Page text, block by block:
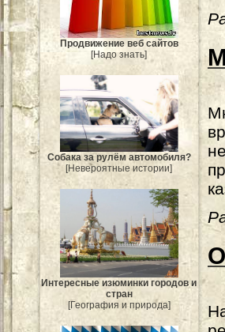
Продвижение веб сайтов
[Надо знать]
Собака за рулём автомобиля?
[Невероятные истории]
Интересные изюминки городов и
стран
[География и природа]